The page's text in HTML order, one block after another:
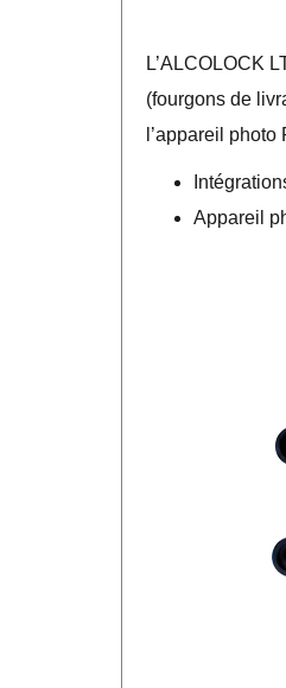
L’ALCOLOCK
(fourgons de
l’appareil
Appareil